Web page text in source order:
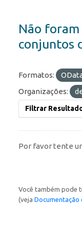
Não
conjuntos
Formatos:
Organizações:
Filtrar
Por favor tente
Você também pode
(veja Documentação